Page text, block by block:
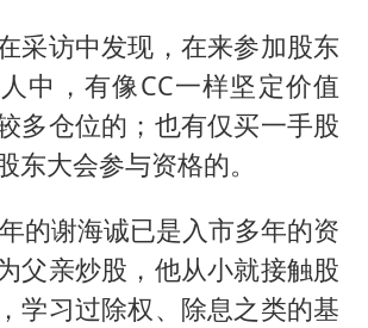
采访中发现，在来参加股东
中，有像CC一样坚定价值
多仓位的；也有仅买一手股
东大会参与资格的。
的谢海诚已是入市多年的资
父亲炒股，他从小就接触股
学习过除权、除息之类的基